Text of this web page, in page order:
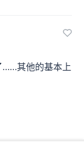
……其他的基本上